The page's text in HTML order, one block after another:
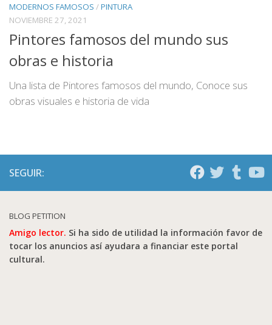
MODERNOS FAMOSOS /PINTURA
NOVIEMBRE 27, 2021
Pintores famosos del mundo sus
obras e historia
Una lista de Pintores famosos del mundo, Conoce sus
obras visuales e historia de vida
SEGUIR:
BLOG PETITION
Amigo lector. Si ha sido de utilidad la información favor de
tocar los anuncios así ayudara a financiar este portal
cultural.